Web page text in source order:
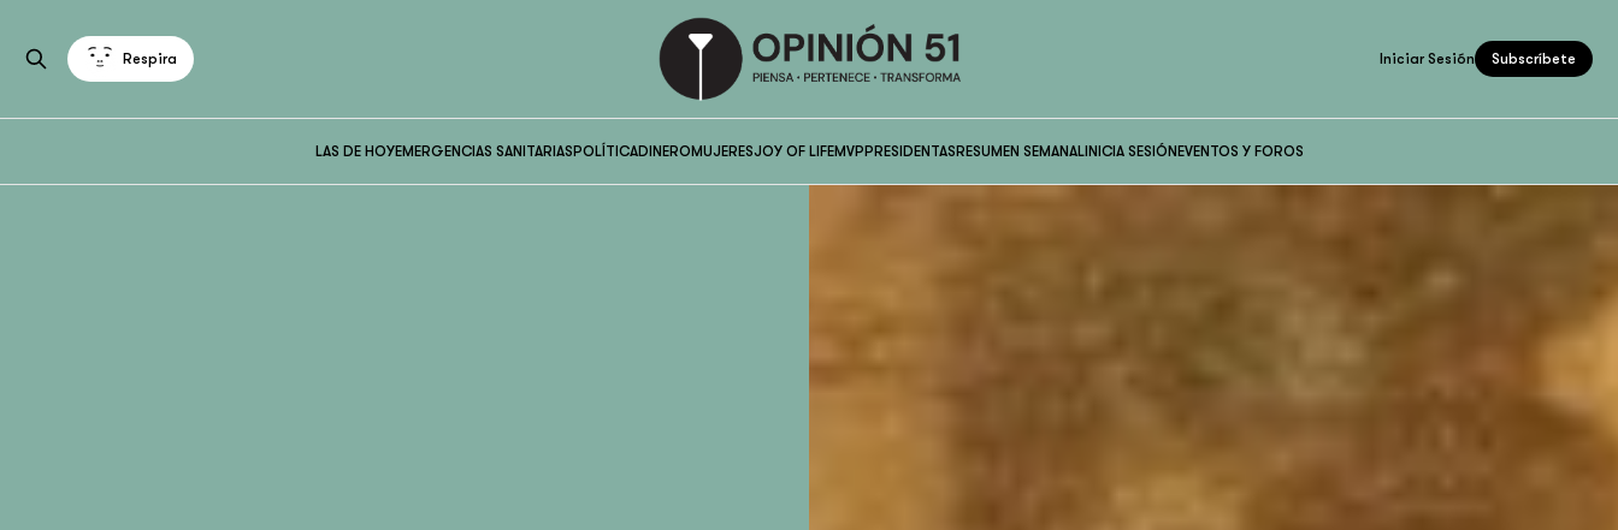
LAS DE HOYEMERGENCIAS SANITARIASPOLÍTICADINEROMUJERESJOY OF LIFEMVPPRESIDENTASRESUMEN SEMANALINICIA SESIÓNEVENTOS Y FOROS
Respira Iniciar Sesión Subscríbete